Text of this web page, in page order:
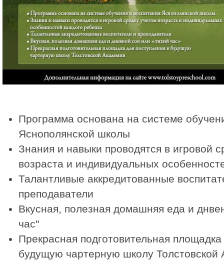
Программа основана на системе
Яснополянской школы
Знания и навыки проводятся в игровой
возраста и индивидуальных
Талантливые аккредитованные
преподаватели
Вкусная, полезная домашняя еда и
час"
Прекрасная подготовительная
будущую чартерную школу Толстовской